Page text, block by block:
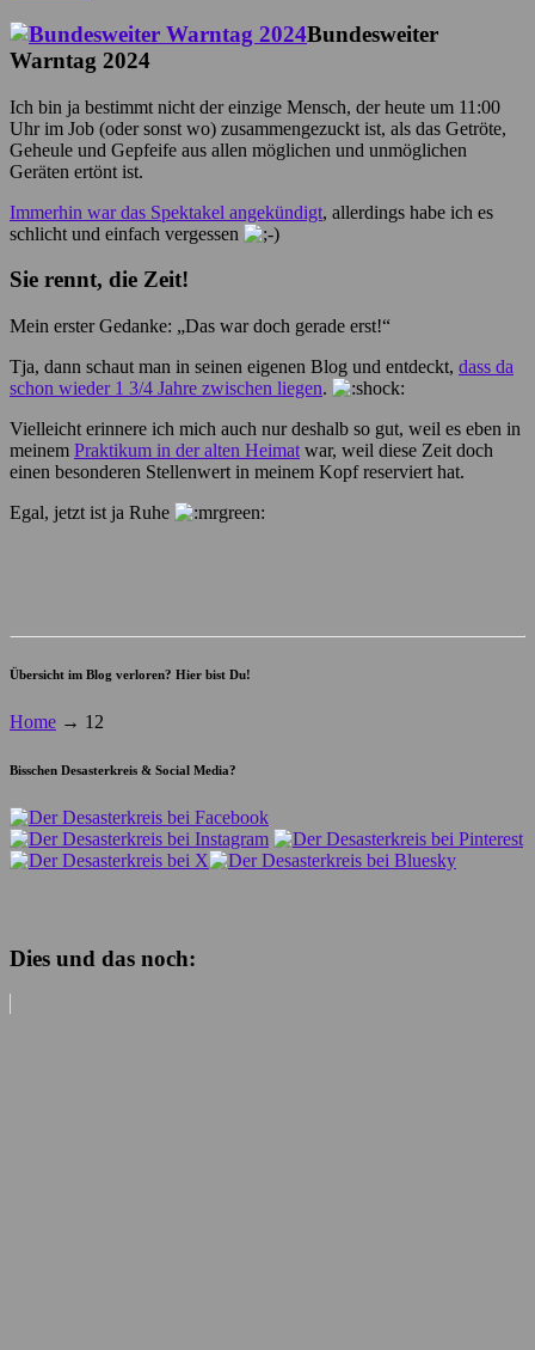
Bundesweiter
Warntag 2024
Ich bin ja bestimmt nicht der einzige Mensch, der heute um 11:00
Uhr im Job (oder sonst wo) zusammengezuckt ist, als das Getröte,
Geheule und Gepfeife aus allen möglichen und unmöglichen
Geräten ertönt ist.
Immerhin war das Spektakel angekündigt, allerdings habe ich es
schlicht und einfach vergessen
Sie rennt, die Zeit!
Mein erster Gedanke: „Das war doch gerade erst!“
Tja, dann schaut man in seinen eigenen Blog und entdeckt, dass da
schon wieder 1 3/4 Jahre zwischen liegen.
Vielleicht erinnere ich mich auch nur deshalb so gut, weil es eben in
meinem Praktikum in der alten Heimat war, weil diese Zeit doch
einen besonderen Stellenwert in meinem Kopf reserviert hat.
Egal, jetzt ist ja Ruhe
Übersicht im Blog verloren? Hier bist Du!
Home → 12
Bisschen Desasterkreis & Social Media?
Dies und das noch: